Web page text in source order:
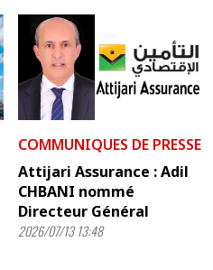
COMMUNIQUES DE PRESSE
Attijari Assurance : Adil
CHBANI nommé
Directeur Général
2026/07/13 13:48